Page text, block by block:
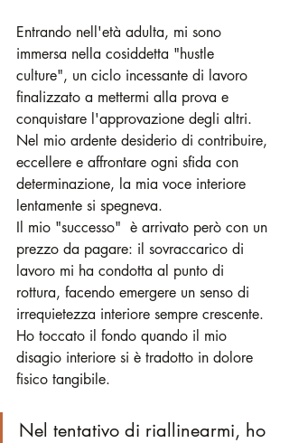
Entrando nell'età adulta, mi sono
immersa nella cosiddetta "hustle
culture", un ciclo incessante di lavoro
finalizzato a mettermi alla prova e
conquistare l'approvazione degli altri.
Nel mio ardente desiderio di contribuire,
eccellere e affrontare ogni sfida con
determinazione, la mia voce interiore
lentamente si spegneva.
Il mio "successo"  è arrivato però con un
prezzo da pagare: il sovraccarico di
lavoro mi ha condotta al punto di
rottura, facendo emergere un senso di
irrequietezza interiore sempre crescente.
Ho toccato il fondo quando il mio
disagio interiore si è tradotto in dolore
fisico tangibile.
Nel tentativo di riallinearmi, ho